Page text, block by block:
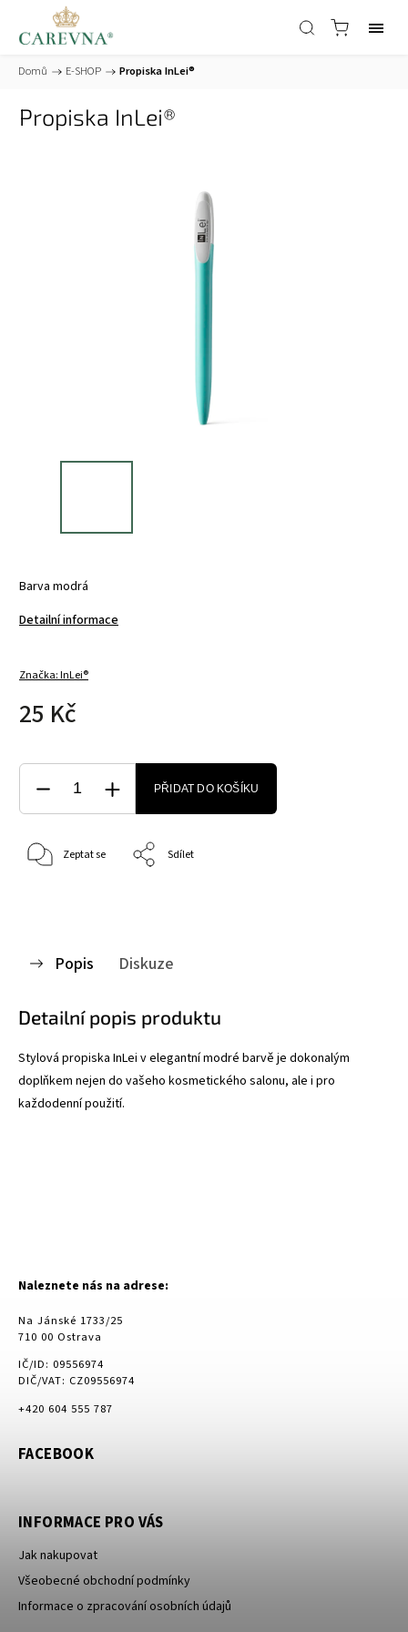
Domů / E-SHOP / Propiska InLei®
Propiska InLei®
Barva modrá
Detailní informace
Značka:InLei®
25 Kč
PŘIDAT DO KOŠÍKU
Zeptat se Sdílet
Popis Diskuze
Detailní popis produktu
Stylová propiska InLei v elegantní modré barvě je dokonalým
doplňkem nejen do vašeho kosmetického salonu, ale i pro
každodenní použití.
Naleznete nás na adrese:
Na Jánské 1733/25
710 00 Ostrava
IČ/ID: 09556974
DIČ/VAT: CZ09556974
+420 604 555 787
FACEBOOK
INFORMACE PRO VÁS
Jak nakupovat
Všeobecné obchodní podmínky
Informace o zpracování osobních údajů